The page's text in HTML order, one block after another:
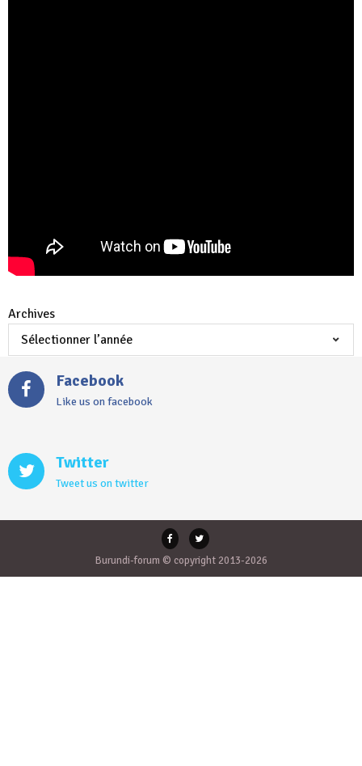
Archives
Facebook
Like us on facebook
Twitter
Tweet us on twitter
Burundi-forum © copyright 2013-2026